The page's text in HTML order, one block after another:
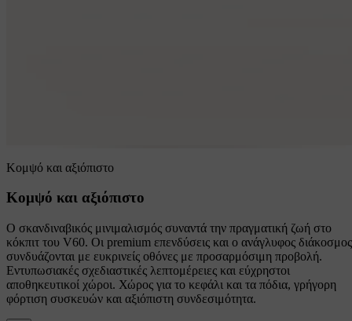
Κομψό και αξιόπιστο
Κομψό και αξιόπιστο
Ο σκανδιναβικός μινιμαλισμός συναντά την πραγματική ζωή στο
κόκπιτ του V60. Οι premium επενδύσεις και ο ανάγλυφος διάκοσμος
συνδυάζονται με ευκρινείς οθόνες με προσαρμόσιμη προβολή.
Εντυπωσιακές σχεδιαστικές λεπτομέρειες και εύχρηστοι
αποθηκευτικοί χώροι. Χώρος για το κεφάλι και τα πόδια, γρήγορη
φόρτιση συσκευών και αξιόπιστη συνδεσιμότητα.